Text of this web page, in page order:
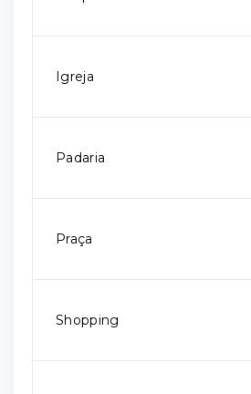
Igreja
Padaria
Praça
Shopping